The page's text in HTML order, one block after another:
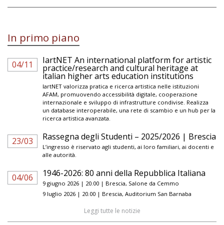
In primo piano
04/11 IartNET An international platform for artistic
practice/research and cultural heritage at
italian higher arts education institutions
IartNET valorizza pratica e ricerca artistica nelle istituzioni
AFAM, promuovendo accessibilità digitale, cooperazione
internazionale e sviluppo di infrastrutture condivise. Realizza
un database interoperabile, una rete di scambio e un hub per la
ricerca artistica avanzata.
23/03 Rassegna degli Studenti – 2025/2026 | Brescia
L’ingresso è riservato agli studenti, ai loro familiari, ai docenti e
alle autorità.
04/06 1946-2026: 80 anni della Repubblica Italiana
9 giugno 2026 | 20.00 | Brescia, Salone da Cemmo
9 luglio 2026 | 20.00 | Brescia, Auditorium San Barnaba
Leggi tutte le notizie